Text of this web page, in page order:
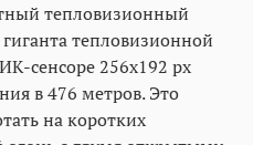
тепловизионный
тепловизионной
сенсоре 256х192 рх
в 476 метров. Это
на коротких